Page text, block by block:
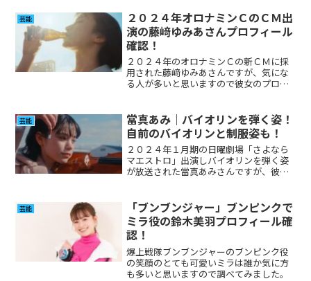
芸能
２０２４年オロナミンＣのＣＭ出
演の藤﨑ゆみあさんプロフィール
確認！
２０２４年のオロナミンＣの新ＣＭに採
用された藤﨑ゆみあさんですが、気にな
る人が多いと思いますので彼女のプロフ
芸能
當真あみ｜バイオリンを弾く姿！
自前のバイオリンと制服姿も！
２０２４年１月期の日曜劇場「さよなら
マエストロ」出演しバイオリンを弾く姿
が放送された當真あみさんですが、彼女
服姿が披露されているので合わせて調べ
てみました。
芸能
「ブンブンジャー」ブンピンクで
ミラ役の鈴木美羽プロフィール確
認！
爆上戦隊ブンブンジャーのブンピンク役
の笑顔のとても可愛いミラは誰か気に方
も多いと思いますので調べてみました。